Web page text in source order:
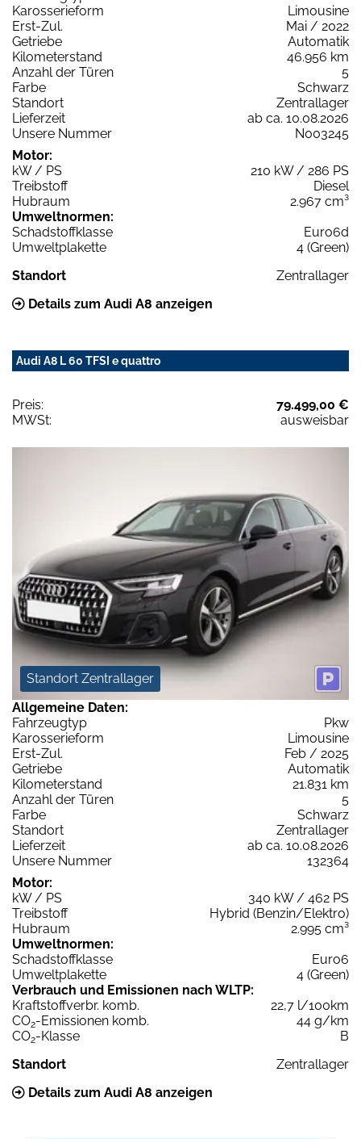
Karosserieform
Limousine
Erst-Zul.
Mai / 2022
Getriebe
Automatik
Kilometerstand
46.956 km
Anzahl der Türen
5
Farbe
Schwarz
Standort
Zentrallager
Lieferzeit
ab ca. 10.08.2026
Unsere Nummer
N003245
Motor:
kW / PS
210 kW / 286 PS
Treibstoff
Diesel
Hubraum
2.967 cm³
Umweltnormen:
Schadstoffklasse
Euro6d
Umweltplakette
4 (Green)
Standort
Zentrallager
Details zum Audi A8 anzeigen
Audi A8 L 60 TFSI e quattro
Preis:
79.499,00 €
MWSt:
ausweisbar
Standort Zentrallager
Allgemeine Daten:
Fahrzeugtyp
Pkw
Karosserieform
Limousine
Erst-Zul.
Feb / 2025
Getriebe
Automatik
Kilometerstand
21.831 km
Anzahl der Türen
5
Farbe
Schwarz
Standort
Zentrallager
Lieferzeit
ab ca. 10.08.2026
Unsere Nummer
132364
Motor:
kW / PS
340 kW / 462 PS
Treibstoff
Hybrid (Benzin/Elektro)
Hubraum
2.995 cm³
Umweltnormen:
Schadstoffklasse
Euro6
Umweltplakette
4 (Green)
Verbrauch und Emissionen nach WLTP:
Kraftstoffverbr. komb.
22,7 l/100km
CO2-Emissionen komb.
44 g/km
CO2-Klasse
B
Standort
Zentrallager
Details zum Audi A8 anzeigen